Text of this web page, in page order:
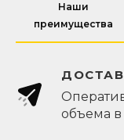
Наши
преимущества
объема